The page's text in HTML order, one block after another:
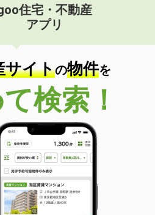
野県小諸市大字森山
万円
野県松本市大手１丁目
万円
住宅・不動産
アプリ
サイトの物件を
検索！